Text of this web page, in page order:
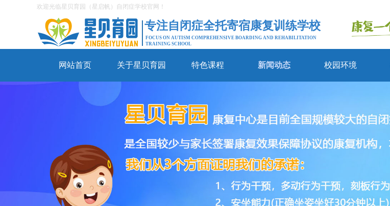
欢迎光临星贝育园（星启帆）自闭症学校官网！
FOCUS ON AUTISM COMPREHENSIVE BOARDING AND REHABILITATION
TRAINING SCHOOL
网站首页 关于星贝育园 特色课程 新闻动态 校园环境
专注自闭症全托寄宿康复训练学校